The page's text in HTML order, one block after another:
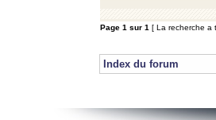
Page 1 sur 1 [ La recherche a
Index du forum